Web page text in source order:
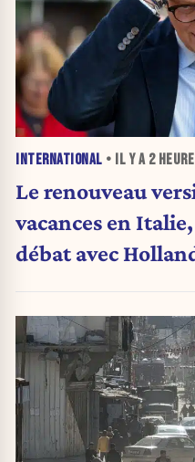
INTERNATIONAL • IL Y A 2
Le renouveau
vacances en
débat avec